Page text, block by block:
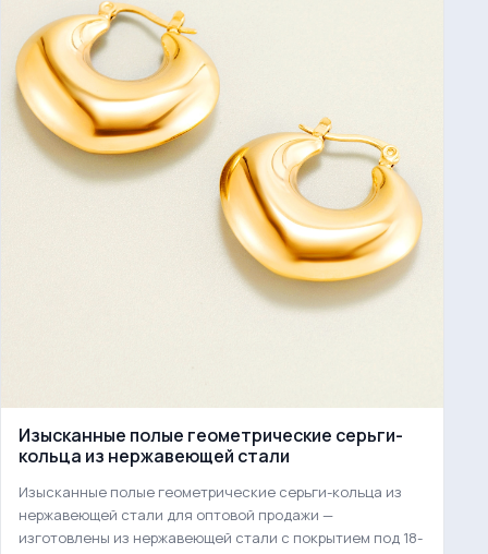
Изысканные полые геометрические серьги-
кольца из нержавеющей стали
Изысканные полые геометрические серьги-кольца из
нержавеющей стали для оптовой продажи —
изготовлены из нержавеющей стали с покрытием под 18-